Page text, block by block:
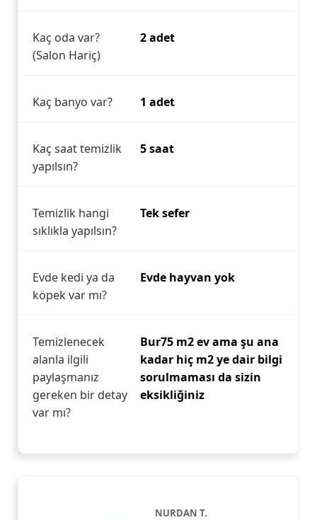
Kaç oda var?
(Salon Hariç)
2 adet
Kaç banyo var? 1 adet
Kaç saat temizlik
yapılsın?
5 saat
Temizlik hangi
sıklıkla yapılsın?
Tek sefer
Evde kedi ya da
köpek var mı?
Evde hayvan yok
Temizlenecek
alanla ilgili
paylaşmanız
gereken bir detay
var mı?
Bur75 m2 ev ama şu ana
kadar hiç m2 ye dair bilgi
sorulmaması da sizin
eksikliğiniz
NURDAN T.